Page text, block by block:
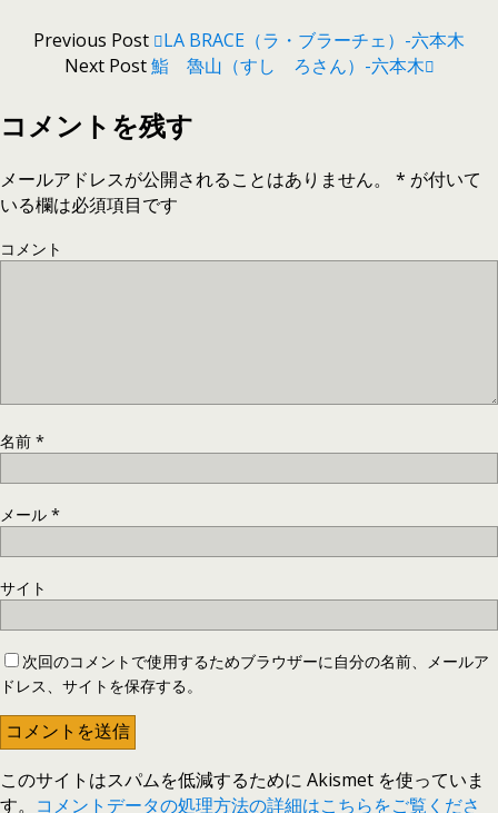
Previous Post
LA BRACE（ラ・ブラーチェ）-六本木
Next Post鮨 魯山（すし ろさん）-六本木
コメントを残す
メールアドレスが公開されることはありません。 * が付いて
いる欄は必須項目です
コメント
名前 *
メール *
サイト
次回のコメントで使用するためブラウザーに自分の名前、メールア
ドレス、サイトを保存する。
このサイトはスパムを低減するために Akismet を使っていま
す。 コメントデータの処理方法の詳細はこちらをご覧くださ